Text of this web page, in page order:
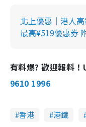
北上優惠｜港人
最高¥519優惠券
有料爆? 歡迎報料
9610 1996
香港 港鐵